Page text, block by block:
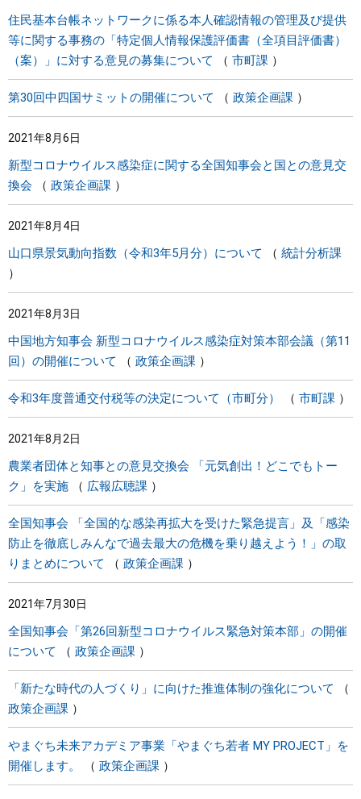
住民基本台帳ネットワークに係る本人確認情報の管理及び提供
等に関する事務の「特定個人情報保護評価書（全項目評価書）
（案）」に対する意見の募集について
市町課
第30回中四国サミットの開催について 政策企画課
2021年8月6日
新型コロナウイルス感染症に関する全国知事会と国との意見交
換会
政策企画課
2021年8月4日
山口県景気動向指数（令和3年5月分）について 統計分析課
2021年8月3日
中国地方知事会 新型コロナウイルス感染症対策本部会議（第11
回）の開催について
政策企画課
令和3年度普通交付税等の決定について（市町分） 市町課
2021年8月2日
農業者団体と知事との意見交換会 「元気創出！どこでもトー
ク」を実施
広報広聴課
全国知事会 「全国的な感染再拡大を受けた緊急提言」及「感染
防止を徹底しみんなで過去最大の危機を乗り越えよう！」の取
りまとめについて
政策企画課
2021年7月30日
全国知事会「第26回新型コロナウイルス緊急対策本部」の開催
について
政策企画課
「新たな時代の人づくり」に向けた推進体制の強化について
政策企画課
やまぐち未来アカデミア事業「やまぐち若者 MY PROJECT」を
開催します。
政策企画課